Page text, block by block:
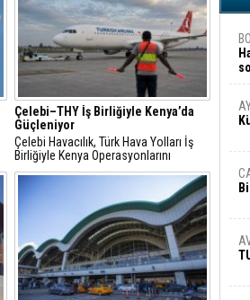
Çelebi–THY İş Birliğiyle Kenya’da
Güçleniyor
Çelebi Havacılık, Türk Hava Yolları İş
Birliğiyle Kenya Operasyonlarını
Güçlendiriyor